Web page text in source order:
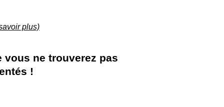
plus)
vous ne trouverez pas
!